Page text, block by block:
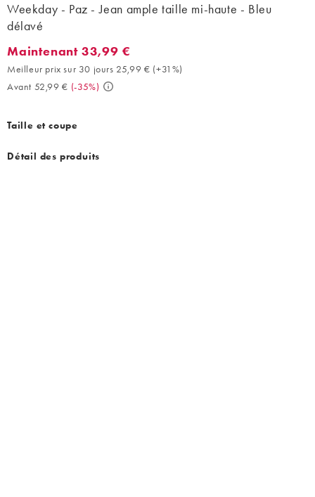
Weekday - Paz - Jean ample taille mi-haute - Bleu
délavé
Maintenant 33,99 €. Meilleur prix sur 30 jours 25,99 € (+31%).
Maintenant 33,99 €
Meilleur prix sur 30 jours 25,99 € (+31%)
Avant 52,99 € (-35%)
Taille et coupe
Détail des produits